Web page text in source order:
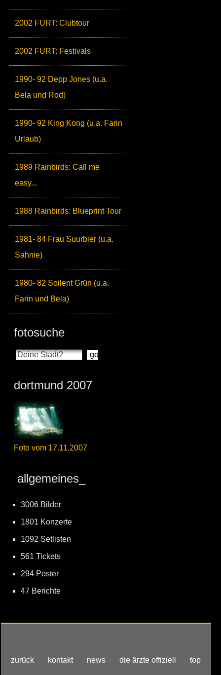
2002 FURT: Clubtour
2002 FURT: Festivals
1990- 92 Depp Jones (u.a.
Bela und Rod)
1990- 92 King Kong (u.a. Farin
Urlaub)
1989 Rainbirds: Call me
easy...
1988 Rainbirds: Blueprint Tour
1981- 84 Frau Suurbier (u.a.
Sahnie)
1980- 82 Soilent Grün (u.a.
Farin und Bela)
fotosuche
dortmund 2007
Foto vom 17.11.2007
allgemeines_
3006 Bilder
1801 Konzerte
1092 Setlisten
561 Tickets
294 Poster
47 Berichte
zurück kontakt news die ärzte offiziell top